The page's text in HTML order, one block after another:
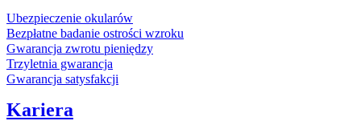
Ubezpieczenie okularów
Bezpłatne badanie ostrości wzroku
Gwarancja zwrotu pieniędzy
Trzyletnia gwarancja
Gwarancja satysfakcji
Kariera